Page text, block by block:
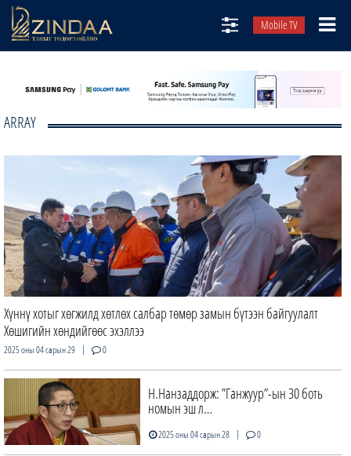
Mobile TV
ТВ8
ӨГЛӨӨНИЙ СОНИН
АУДИО ЗОХИОЛ
ARRAY
Хүннү хотыг хөгжилд хөтлөх салбар төмөр замын бүтээн байгуулалт
Хөшигийн хөндийгөөс эхэллээ
2025 оны 04 сарын 29 | 0
Н.Нанзаддорж: ”Ганжуур”-ын 30 боть
номын эш л…
2025 оны 04 сарын 28 | 0